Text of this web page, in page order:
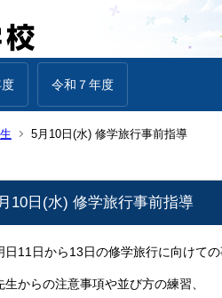
令和７年度
5月10日(水) 修学旅行事前指導
10日(水) 修学旅行事前指導
日11日から13日の修学旅行に向けての
生からの注意事項や並び方の練習、